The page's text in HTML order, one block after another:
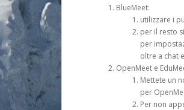
BlueMeet:
utilizzare i
per il resto
per
oltre a chat
OpenMeet e
Mettete un
per
Per non